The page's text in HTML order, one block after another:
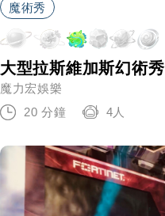
魔術秀
大型拉斯維加斯幻術秀
魔力宏娛樂
20 分鐘
4人